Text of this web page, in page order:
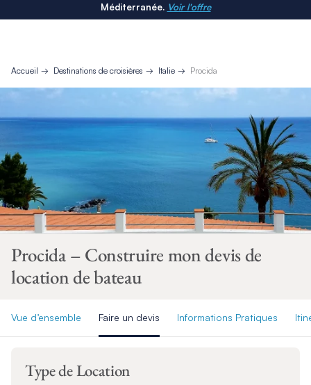
Méditerranée. Voir l'offre
Accueil Destinations de croisières Italie Procida
Procida – Construire mon devis de
location de bateau
Vue d’ensemble Faire un devis Informations Pratiques
Type de Location